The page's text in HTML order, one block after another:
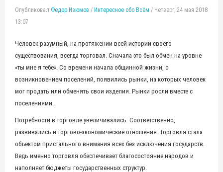
Опубликовал Федор Изюмов / Интересное обо Всём / Четверг, 24 мая 2018
13:07
Человек разумный, на протяжении всей истории своего
существования, всегда торговал. Сначала это был обмен на уровне
«ты мне я тебе». Со времени начала общинной жизни, с
возникновением поселений, появились рынки, на которых человек
мог продать или обменять свои изделия. Рынки росли вместе с
поселениями.
Потребности в торговле увеличивались. Соответственно,
развивались и торгово-экономические отношения. Торговля стала
объектом пристального внимания всех без исключения государств.
Ведь именно торговля обеспечивает благосостояние народов и
наполняет бюджеты государственных структур.